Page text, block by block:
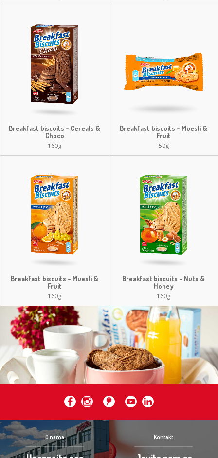
Breakfast biscuits - Cereals &
Choco
160g
Breakfast biscuits - Muesli &
Fruit
50g
Breakfast biscuits - Muesli &
Fruit
160g
Breakfast biscuits - Nuts &
Honey
160g
O nama Kontakt